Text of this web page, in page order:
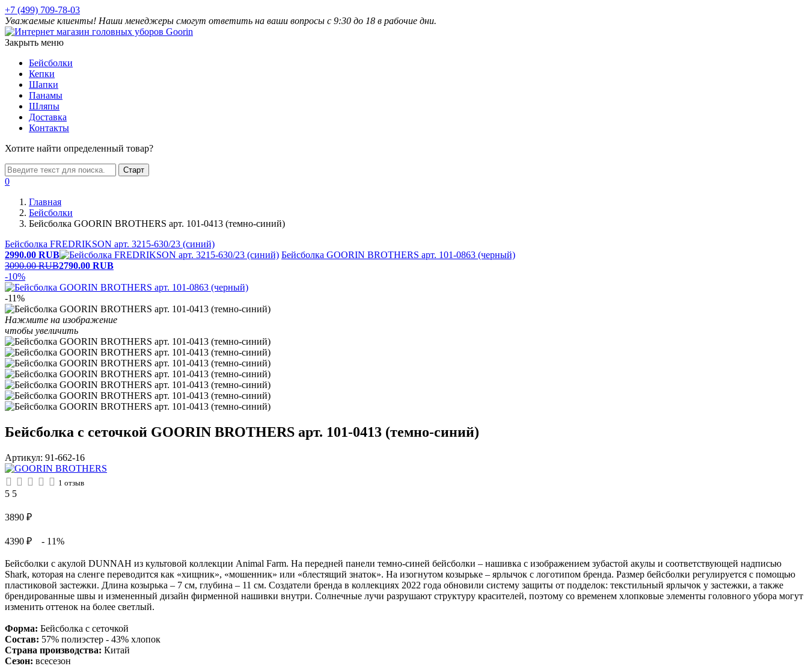
+7 (499) 709-78-03
Уважаемые клиенты! Наши менеджеры смогут ответить на ваши вопросы с 9:30 до 18 в рабочие дни.
Закрыть меню
Бейсболки
Кепки
Шапки
Панамы
Шляпы
Доставка
Контакты
Хотите найти определенный товар?
Старт
0
Главная
Бейсболки
Бейсболка GOORIN BROTHERS арт. 101-0413 (темно-синий)
Бейсболка FREDRIKSON арт. 3215-630/23 (синий)
2990.00 RUB
Бейсболка GOORIN BROTHERS арт. 101-0863 (черный)
3090.00 RUB2790.00 RUB
-10%
-11%
Нажмите на изображение
чтобы увеличить
Бейсболка с сеточкой GOORIN BROTHERS арт. 101-0413 (темно-синий)
Артикул: 91-662-16
1 отзыв
5 5
3890 ₽
4390 ₽ - 11%
Бейсболки с акулой DUNNAH из культовой коллекции Animal Farm. На передней панели темно-синей бейсболки – нашивка с изображением зубастой акулы и соответствующей надписью
Shark, которая на сленге переводится как «хищник», «мошенник» или «блестящий знаток». На изогнутом козырьке – ярлычок с логотипом бренда. Размер бейсболки регулируется с помощью
пластиковой застежки. Длина козырька – 7 см, глубина – 11 см. Создатели бренда в коллекциях 2022 года обновили систему защиты от подделок: текстильный ярлычок у застежки, а также
брендированные швы и измененный дизайн фирменной нашивки внутри. Солнечные лучи разрушают структуру красителей, поэтому со временем хлопковые элементы головного убора могут
изменить оттенок на более светлый.
Форма: Бейсболка с сеточкой
Состав: 57% полиэстер - 43% хлопок
Страна производства: Китай
Сезон: всесезон